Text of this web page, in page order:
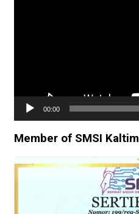
00:00
Member of SMSI Kaltim